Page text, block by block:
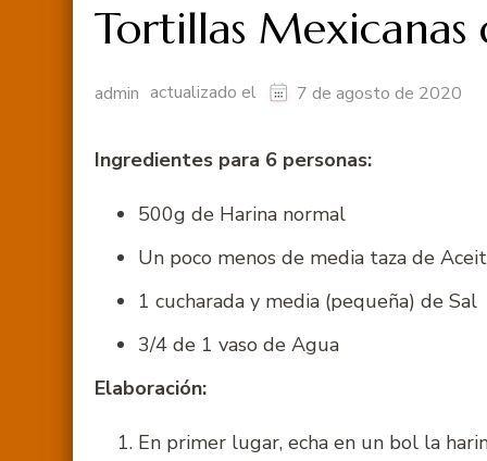
Tortillas Mexicanas
admin actualizado el 7 de agosto de 2020
Ingredientes para 6 personas:
500g de Harina normal
Un poco menos de media taza de
1 cucharada y media (pequeña) de Sal
3/4 de 1 vaso de Agua
Elaboración:
En primer lugar, echa en un bol la